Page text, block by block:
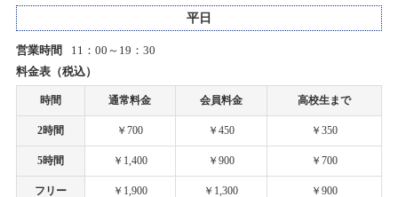
一部店舗 営業時間変更のお知らせ
2020/05/06
タムタム岐阜店の営業時間短縮とサーキット休止期間延長のお知らせ
筑紫野店の営業時間短縮とサーキット休止期間延長のお知らせ
2020/04/27
2025/11/15(土)～2026/01/16(金)
カテゴリ：プラモデル
【札幌店】RCボディ展示会開催！！
2025/09/20(土)～2025/10/26(日)
カテゴリ：ラジコン
【札幌店】2on2 サバゲーイベント開催！
平日
営業時間
11：00～19：30
料金表（税込）
時間 通常料金 会員料金 高校生まで
2時間 ￥700 ￥450 ￥350
5時間 ￥1,400 ￥900 ￥700
フリー ￥1,900 ￥1,300 ￥900